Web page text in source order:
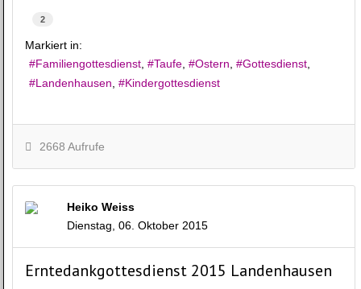
2
Markiert in:
Familiengottesdienst
Taufe Ostern
Gottesdienst
Landenhausen
Kindergottesdienst
2668 Aufrufe
Heiko Weiss
Dienstag, 06. Oktober 2015
Erntedankgottesdienst 2015 Landenhausen